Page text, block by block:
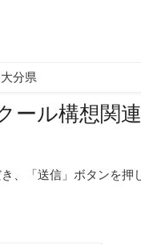
大分県
ール構想関
、「送信」ボタンを押